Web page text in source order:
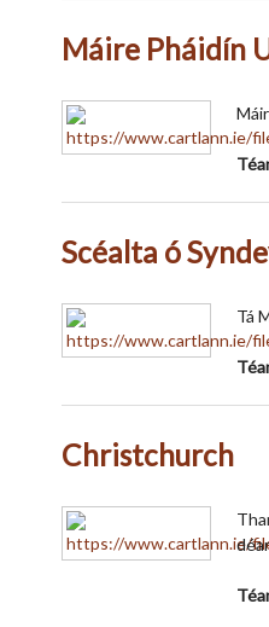
Máire Pháidín
Scéalta ó
Tá
Christchurch